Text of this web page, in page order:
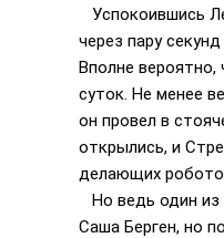
Успокоившись
через пару
Вполне вероятно,
суток. Не менее
он провел в
открылись, и
делающих
Но ведь один из
Саша Берген, но